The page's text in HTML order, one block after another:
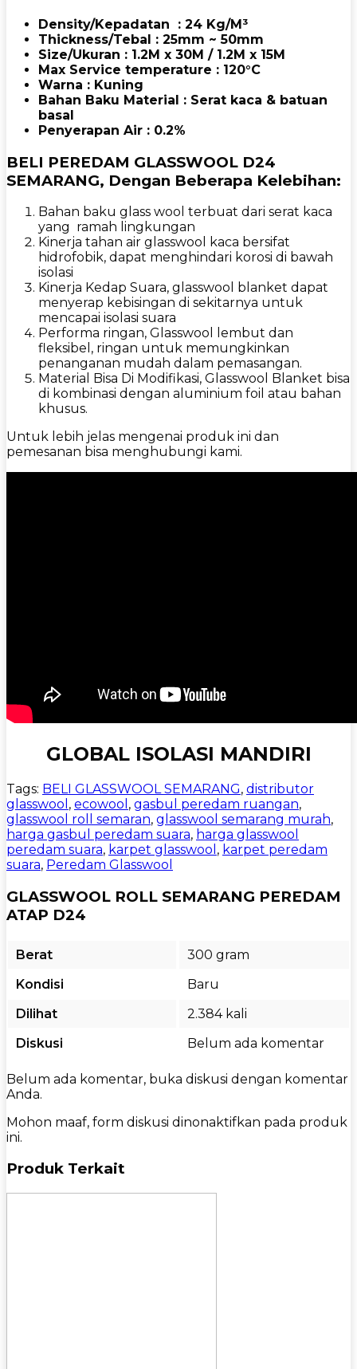
Density/Kepadatan : 24 Kg/M³
Thickness/Tebal : 25mm ~ 50mm
Size/Ukuran : 1.2M x 30M / 1.2M x 15M
Max Service temperature : 120°C
Warna : Kuning
Bahan Baku Material : Serat kaca & batuan
basal
Penyerapan Air : 0.2%
BELI PEREDAM GLASSWOOL D24
SEMARANG, Dengan Beberapa Kelebihan:
Bahan baku glass wool terbuat dari serat kaca
yang ramah lingkungan
Kinerja tahan air glasswool kaca bersifat
hidrofobik, dapat menghindari korosi di bawah
isolasi
Kinerja Kedap Suara, glasswool blanket dapat
menyerap kebisingan di sekitarnya untuk
mencapai isolasi suara
Performa ringan, Glasswool lembut dan
fleksibel, ringan untuk memungkinkan
penanganan mudah dalam pemasangan.
Material Bisa Di Modifikasi, Glasswool Blanket bisa
di kombinasi dengan aluminium foil atau bahan
khusus.
Untuk lebih jelas mengenai produk ini dan
pemesanan bisa menghubungi kami.
GLOBAL ISOLASI MANDIRI
Tags: BELI GLASSWOOL SEMARANG, distributor
glasswool , ecowool , gasbul peredam ruangan,
glasswool roll semaran, glasswool semarang murah,
harga gasbul peredam suara, harga glasswool
peredam suara, karpet glasswool , karpet peredam
suara, Peredam Glasswool
GLASSWOOL ROLL SEMARANG PEREDAM
ATAP D24
Berat
300 gram
Kondisi
Baru
Dilihat
2.384 kali
Diskusi
Belum ada komentar
Belum ada komentar, buka diskusi dengan komentar
Anda.
Mohon maaf, form diskusi dinonaktifkan pada produk
ini.
Produk Terkait